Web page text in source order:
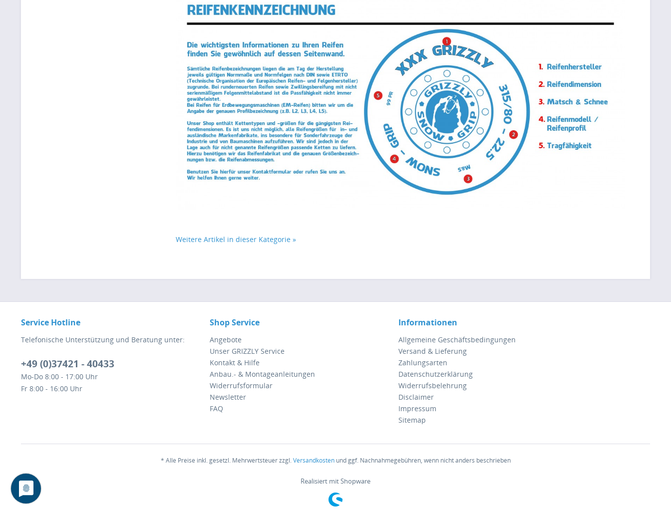
Weitere Artikel in dieser Kategorie »
Service Hotline
Telefonische Unterstützung und Beratung unter:
+49 (0)37421 - 40433
Mo-Do 8:00 - 17:00 Uhr
Fr 8:00 - 16:00 Uhr
Shop Service
Angebote
Unser GRIZZLY Service
Kontakt & Hilfe
Anbau.- & Montageanleitungen
Widerrufsformular
Newsletter
FAQ
Informationen
Allgemeine Geschäftsbedingungen
Versand & Lieferung
Zahlungsarten
Datenschutzerklärung
Widerrufsbelehrung
Disclaimer
Impressum
Sitemap
* Alle Preise inkl. gesetzl. Mehrwertsteuer zzgl.Versandkostenund ggf. Nachnahmegebühren, wenn nicht anders beschrieben
Realisiert mit Shopware